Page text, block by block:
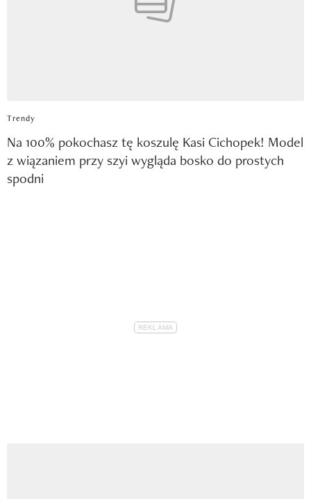
Trendy
Na 100% pokochasz tę koszulę Kasi Cichopek! Model
z wiązaniem przy szyi wygląda bosko do prostych
spodni